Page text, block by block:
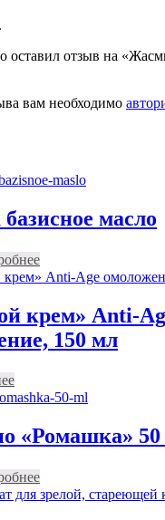
оставил отзыв на
вам необходимо
масло
крем» Anti-
150 мл
«Ромашка»